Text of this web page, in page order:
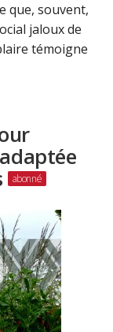
que, souvent,
jaloux de
témoigne